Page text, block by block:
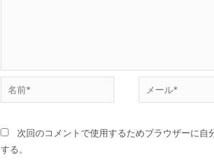
次回のコメントで使用するためブラウザーに
する。